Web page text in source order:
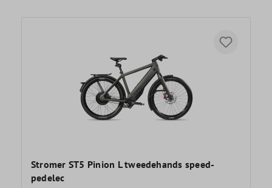
Stromer ST5 Pinion L tweedehands speed-
pedelec